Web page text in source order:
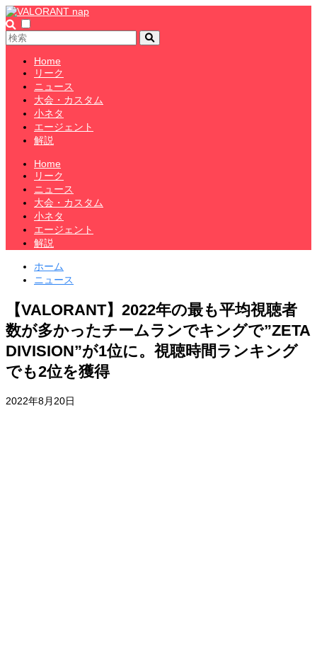
Home
リーク
ニュース
大会・カスタム
小ネタ
エージェント
解説
Home
リーク
ニュース
大会・カスタム
小ネタ
エージェント
解説
ホーム
ニュース
【VALORANT】2022年の最も平均視聴者
数が多かったチームランでキングで”ZETA
DIVISION”が1位に。視聴時間ランキング
でも2位を獲得
2022年8月20日